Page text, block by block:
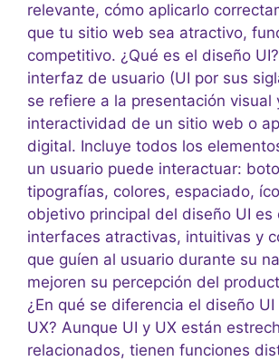
relevante, cómo aplicarlo
que tu sitio web sea atractivo,
competitivo. ¿Qué es el diseño
interfaz de usuario (UI por sus
se refiere a la presentación visual
interactividad de un sitio web o
digital. Incluye todos los
un usuario puede interactuar:
tipografías, colores, espaciado,
objetivo principal del diseño UI es
interfaces atractivas, intuitivas y
que guíen al usuario durante su
mejoren su percepción del
¿En qué se diferencia el diseño
UX? Aunque UI y UX están
relacionados, tienen funciones